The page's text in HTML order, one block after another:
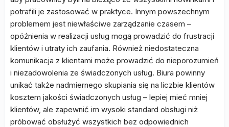
potrafili je zastosować w praktyce. Innym powszechnym
problemem jest niewłaściwe zarządzanie czasem –
opóźnienia w realizacji usług mogą prowadzić do frustracji
klientów i utraty ich zaufania. Również niedostateczna
komunikacja z klientami może prowadzić do nieporozumień
i niezadowolenia ze świadczonych usług. Biura powinny
unikać także nadmiernego skupiania się na liczbie klientów
kosztem jakości świadczonych usług – lepiej mieć mniej
klientów, ale zapewnić im wysoki standard obsługi niż
próbować obsłużyć wszystkich bez odpowiednich